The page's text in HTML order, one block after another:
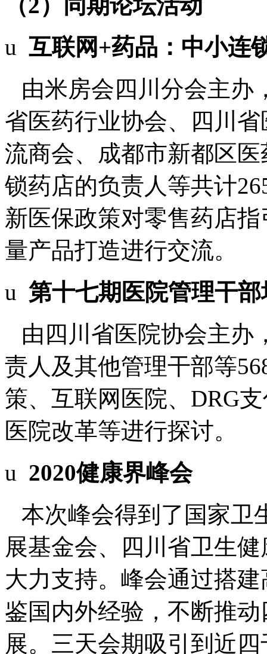
u 互联网 +药品：中小连
由米房会四川分会主办
省医药行业协会、四川
流商会、成都市新都区
锁药店的负责人等共计
新医保政策对零售药店
量产品打造进行交流。
u 第十七期医院管理干
由四川省医院协会主办
责人及其他管理干部等
策、互联网医院、DRG
医院改革等进行探讨。
u 2020健康界峰会
本次峰会得到了国家卫
展基金会、四川省卫生
大力支持。峰会通过搭
鉴国内外经验，不断推
展。三天会期吸引到近